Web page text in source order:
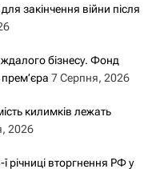
закінчення війни після
бізнесу. Фонд
7 Серпня, 2026
килимків лежать
2026
річниці вторгнення РФ у